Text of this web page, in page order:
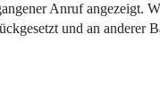
Anruf angezeigt.
und an anderer